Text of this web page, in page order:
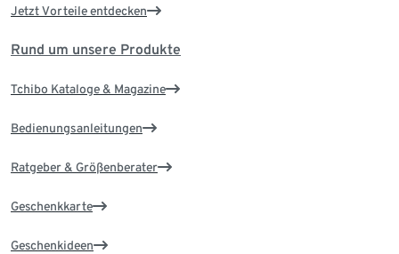
Jetzt Vorteile entdecken
Rund um unsere Produkte
Tchibo Kataloge & Magazine
Bedienungsanleitungen
Ratgeber & Größenberater
Geschenkkarte
Geschenkideen